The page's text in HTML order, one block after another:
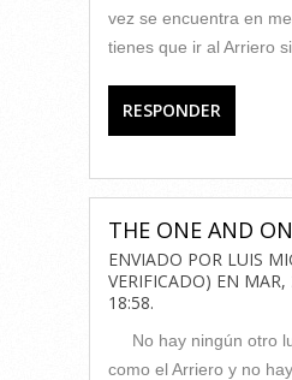
vez se encuentra en
tienes que ir al Arriero si
RESPONDER
THE ONE AND
ENVIADO POR LUIS
VERIFICADO) EN
18:58.
No hay ningún otro
como el Arriero y no